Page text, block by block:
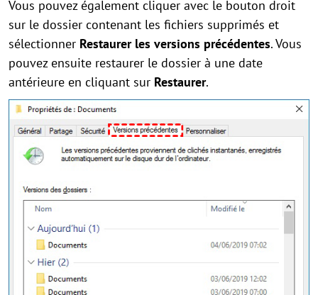
Vous pouvez également cliquer avec le bouton droit
sur le dossier contenant les fichiers supprimés et
sélectionner Restaurer les versions précédentes. Vous
pouvez ensuite restaurer le dossier à une date
antérieure en cliquant sur Restaurer.